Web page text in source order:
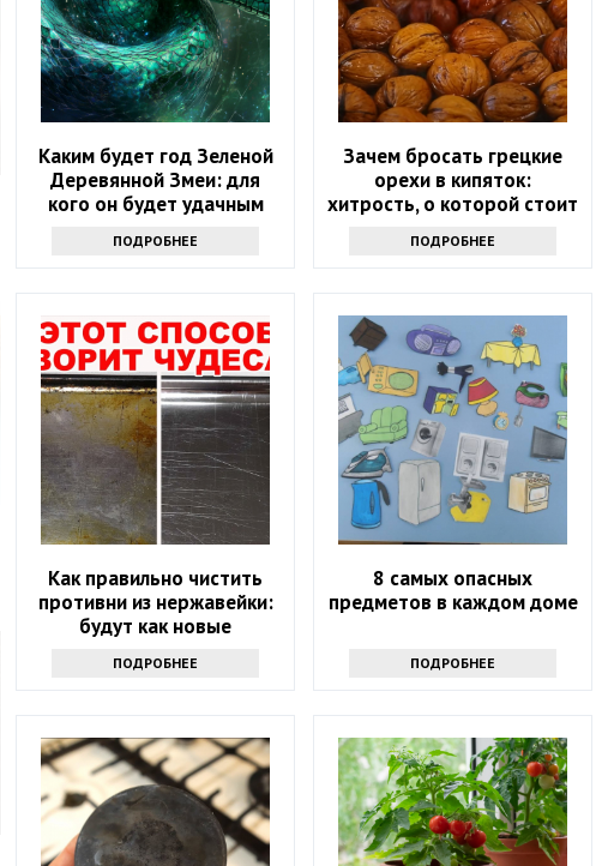
Каким будет год Зеленой
Деревянной Змеи: для
кого он будет удачным
ПОДРОБНЕЕ
Зачем бросать грецкие
орехи в кипяток:
хитрость, о которой стоит
ПОДРОБНЕЕ
Как правильно чистить
противни из нержавейки:
будут как новые
ПОДРОБНЕЕ
8 самых опасных
предметов в каждом доме
ПОДРОБНЕЕ